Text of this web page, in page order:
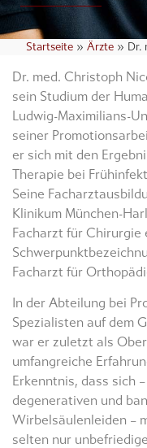
Startseite » Ärzte » Dr.
Dr. med. Christoph
sein Studium der
Ludwig-Maximilians-
seiner
er sich mit den
Therapie bei
Seine
Klinikum München-
Facharzt für Chirurgie
Facharzt für
In der Abteilung bei
Spezialisten auf dem
war er zuletzt als
umfangreiche
Erkenntnis, dass sich
degenerativen und
Wirbelsäulenleiden –
selten nur